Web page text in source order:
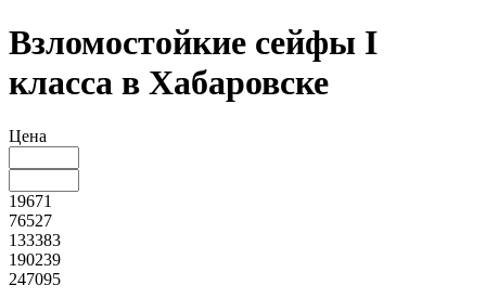
Взломостойкие сейфы I
класса в Хабаровске
Цена
19671
76527
133383
190239
247095